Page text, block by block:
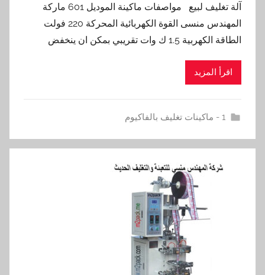
آلة تغليف لبيع مواصفات ماكينة الموديل 601 ماركة
المهندس منسى القوة الكهربائية المحركة 220 فولت
الطاقة الكهربية 1.5 ك وات تقريبي بمكن ان ينخفض
اقرأ المزيد
1 - ماكينات تغليف بالفاكيوم